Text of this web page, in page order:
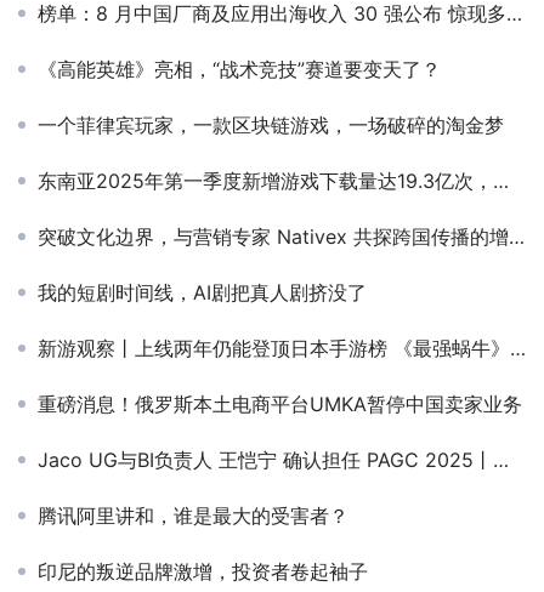
榜单：8 月中国厂商及应用出海收入 30 强公布 惊现多个爆款
《高能英雄》亮相，“战术竞技”赛道要变天了？
一个菲律宾玩家，一款区块链游戏，一场破碎的淘金梦
东南亚2025年第一季度新增游戏下载量达19.3亿次，成为全球第二大移动游戏市场
突破文化边界，与营销专家 Nativex 共探跨国传播的增长逻辑
我的短剧时间线，AI剧把真人剧挤没了
新游观察丨上线两年仍能登顶日本手游榜 《最强蜗牛》产品本地化及营销有何诀窍？
重磅消息！俄罗斯本土电商平台UMKA暂停中国卖家业务
Jaco UG与BI负责人 王恺宁 确认担任 PAGC 2025丨第五届全球产品与增长展会 非游应用出海增长峰会演讲嘉宾！
腾讯阿里讲和，谁是最大的受害者？
印尼的叛逆品牌激增，投资者卷起袖子